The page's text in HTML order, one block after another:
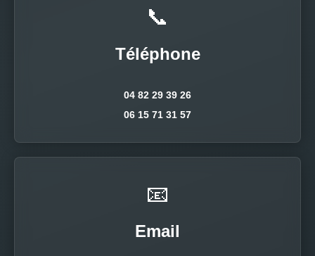
📞
Téléphone
04 82 29 39 26
06 15 71 31 57
📧
Email